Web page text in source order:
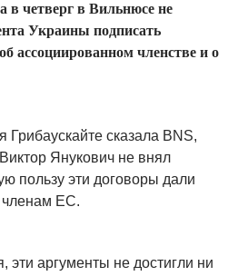
в четверг в Вильнюсе не
Украины подписать
ассоциированном членстве и о
сказала BNS,
Янукович не внял
пользу эти договоры дали
членам ЕС.
эти аргументы не достигли ни